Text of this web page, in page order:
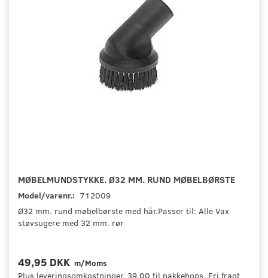
MØBELMUNDSTYKKE. Ø32 MM. RUND MØBELBØRSTE
Model/varenr.: 712009
Ø32 mm. rund møbelbørste med hår.Passer til: Alle Vax
støvsugere med 32 mm. rør
49,95 DKK m/Moms
Plus leveringsomkostninger. 39,00 til pakkehops. Fri fragt